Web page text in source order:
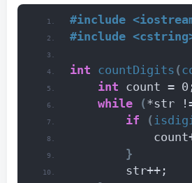
#include
#include
int countDigits (
int count =
while
(*str
if
(
}
        str++;